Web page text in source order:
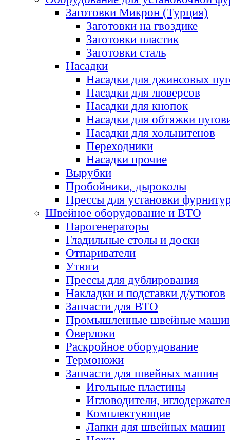
Заготовки Микрон (Турция)
Заготовки на гвоздике
Заготовки пластик
Заготовки сталь
Насадки
Насадки для джинсовых
Насадки для люверсов
Насадки для кнопок
Насадки для обтяжки
Насадки для хольнитенов
Переходники
Насадки прочие
Вырубки
Пробойники, дыроколы
Прессы для установки
Швейное оборудование и ВТО
Парогенераторы
Гладильные столы и доски
Отпариватели
Утюги
Прессы для дублирования
Накладки и подставки д/утюгов
Запчасти для ВТО
Промышленные швейные
Оверлоки
Раскройное оборудование
Термоножи
Запчасти для швейных машин
Игольные пластины
Игловодители,
Комплектующие
Лапки для швейных машин